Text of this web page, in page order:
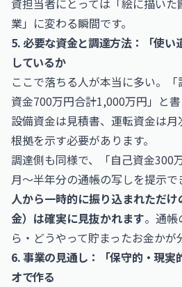
資担当者にとっては「絵に描い
業」に変わる瞬間です。
5. 必要な資金と調達方法：「使い
しているか
ここで落ちる人が本当に多い。
資金700万円合計1,000万円」と書
設備資金は見積書、運転資金は
根拠を示す必要があります。
調達側も同様で、「自己資金300
月〜半年分の通帳の写しを提示で
人から一時的に振り込まれただ
金）は確実に見抜かれます。通帳
ら・どうやって貯まったお金かが
6. 事業の見通し：「保守的・現実
オで作る